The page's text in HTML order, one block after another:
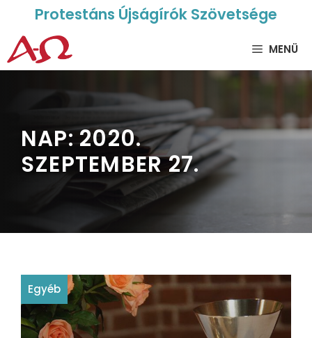
Protestáns Újságírók Szövetsége
MENÜ
NAP:2020.
SZEPTEMBER 27.
Egyéb